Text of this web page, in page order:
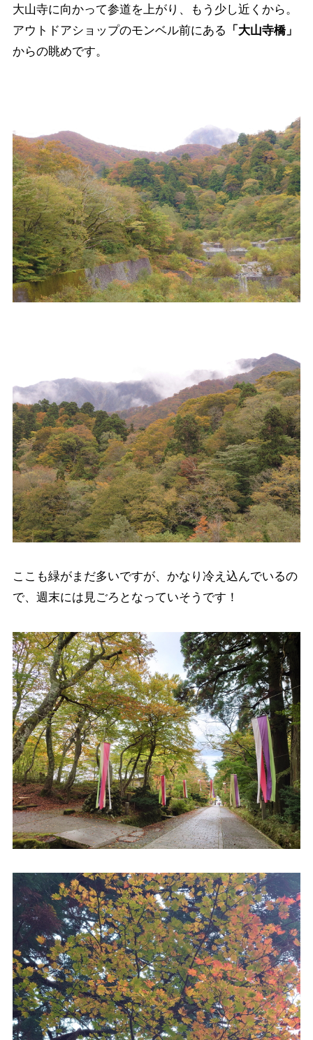
大山寺に向かって参道を上がり、もう少し近くから。
アウトドアショップのモンベル前にある
「大山寺橋」
からの眺めです。
ここも緑がまだ多いですが、かなり冷え込んでいるの
で、週末には見ごろとなっていそうです！